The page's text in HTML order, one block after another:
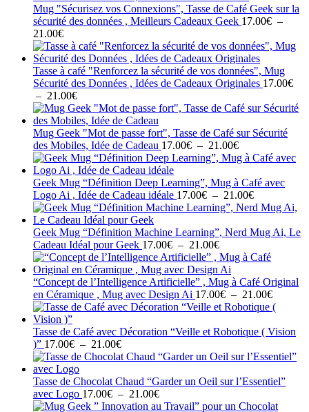
Mug "Sécurisez vos Connexions", Tasse de Café Geek sur la
sécurité des données , Meilleurs Cadeaux Geek 17.00€ –
21.00€Plage
de
prix :
17.00€
à
21.00€
Tasse à café "Renforcez la sécurité de vos données", Mug
Sécurité des Données , Idées de Cadeaux Originales 17.00€
– 21.00€Plage
de
prix :
17.00€
à
21.00€
Mug Geek "Mot de passe fort", Tasse de Café sur Sécurité
des Mobiles, Idée de Cadeau 17.00€ – 21.00€Plage
de
17.00€
à
21.00€
Geek Mug “Définition Deep Learning”, Mug à Café avec
Logo Ai , Idée de Cadeau idéale 17.00€ – 21.00€Plage
de
17.00€
21.00€
Geek Mug “Définition Machine Learning”, Nerd Mug Ai, Le
Cadeau Idéal pour Geek 17.00€ – 21.00€Plage
de
prix :
17.00€
à
21.00€
“Concept de l’Intelligence Artificielle” , Mug à Café Original
en Céramique , Mug avec Design Ai 17.00€ – 21.00€Plage
de
17.00€
21.00€
Tasse de Café avec Décoration “Veille et Robotique ( Vision
)” 17.00€ – 21.00€Plage
de
17.00€
à
21.00€
Tasse de Chocolat Chaud “Garder un Oeil sur l’Essentiel”
avec Logo 17.00€ – 21.00€Plage
de